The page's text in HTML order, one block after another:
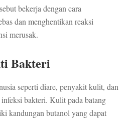
bekerja dengan cara
dan menghentikan reaksi
merusak.
Bakteri
seperti diare, penyakit kulit, dan
bakteri. Kulit pada batang
kandungan butanol yang dapat